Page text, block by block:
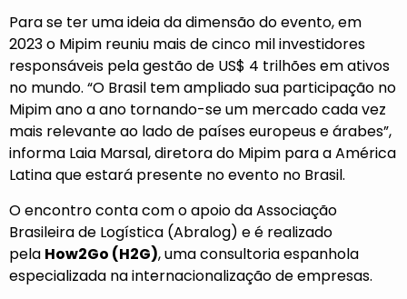
Para se ter uma ideia da dimensão do evento, em
2023 o Mipim reuniu mais de cinco mil investidores
responsáveis pela gestão de US$ 4 trilhões em ativos
no mundo. “O Brasil tem ampliado sua participação no
Mipim ano a ano tornando-se um mercado cada vez
mais relevante ao lado de países europeus e árabes”,
informa Laia Marsal, diretora do Mipim para a América
Latina que estará presente no evento no Brasil.
O encontro conta com o apoio da Associação
Brasileira de Logística (Abralog) e é realizado
pela How2Go (H2G), uma consultoria espanhola
especializada na internacionalização de empresas.